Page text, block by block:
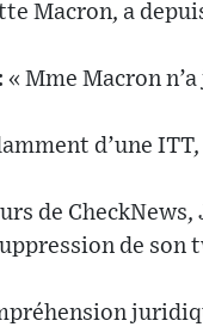
Macron, a
Mme Macron n’a
d’une
de CheckNews,
de son